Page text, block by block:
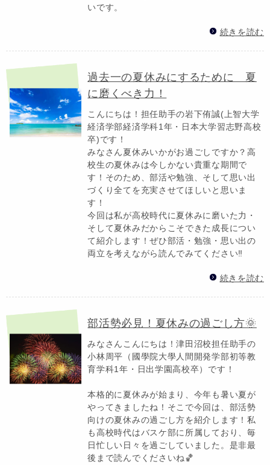
いです。
続きを読む
過去一の夏休みにするために 夏
に磨くべき力！
こんにちは！担任助手の岩下侑誠(上智大学
経済学部経済学科1年・日本大学習志野高校
卒)です！
みなさん夏休みいかがお過ごしですか？高
校生の夏休みは今しかない貴重な期間で
す！そのため、部活や勉強、そして思い出
づくり全てを充実させてほしいと思いま
す！
今回は私が高校時代に夏休みに磨いた力・
そして夏休みだからこそできた成長につい
て紹介します！ぜひ部活・勉強・思い出の
両立を考えながら読んでみてください‼️
続きを読む
部活勢必見！夏休みの過ごし方🌞
みなさんこんにちは！津田沼校担任助手の
小林周平（國學院大學人間開発学部初等教
育学科1年・日出学園高校卒）です！
本格的に夏休みが始まり、今年も暑い夏が
やってきましたね！そこで今回は、部活勢
向けの夏休みの過ごし方を紹介します！私
も高校時代はバスケ部に所属しており、毎
日忙しい日々を過ごしていました。是非最
後まで読んでくださいね🏀